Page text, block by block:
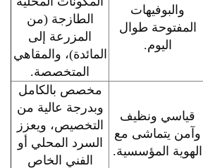
والبوفيهات
المفتوحة طوال
اليوم.
الطازجة (من
المزرعة إلى
المائدة)، والمقاهي
المتخصصة.
قياسي ونظيف
وآمن يتماشى مع
الهوية المؤسسية.
مخصص بالكامل
وبدرجة عالية من
التخصيص، ويعزز
السرد المحلي أو
الفني الخاص